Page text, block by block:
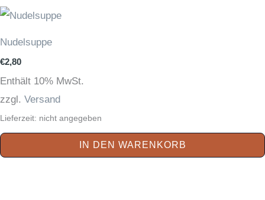
Nudelsuppe
€2,80
Enthält 10% MwSt.
zzgl. Versand
Lieferzeit: nicht angegeben
IN DEN WARENKORB